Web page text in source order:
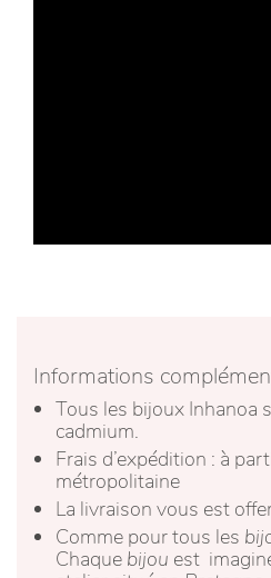
Informations
Tous les bijoux Inhanoa
cadmium.
Frais d’expédition : à
métropolitaine
La livraison vous est
Comme pour tous les
Chaque bijou est